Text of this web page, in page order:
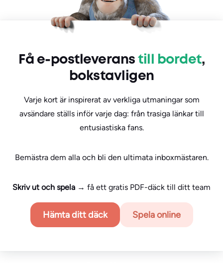
Få e-postleverans till bordet,
bokstavligen
Varje kort är inspirerat av verkliga utmaningar som
avsändare ställs inför varje dag: från trasiga länkar till
entusiastiska fans.
Bemästra dem alla och bli den ultimata inboxmästaren.
Skriv ut och spela → få ett gratis PDF-däck till ditt team
Hämta ditt däck Spela online